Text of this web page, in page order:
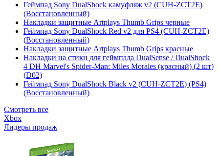
Геймпад Sony DualShock камуфляж v2 (CUH-ZCT2E)
(Восстановленный)
Накладки защитные Artplays Thumb Grips черные
Геймпад Sony DualShock Red v2 для PS4 (CUH-ZCT2E)
(Восстановленный)
Накладки защитные Artplays Thumb Grips красные
Накладки на стики для геймпада DualSense / DualShock
4 DH Marvel's Spider-Man: Miles Morales (красный) (2 шт)
(D02)
Геймпад Sony DualShock Black v2 (CUH-ZCT2E) (PS4)
(Восстановленный)
Смотреть все
Xbox
Лидеры продаж